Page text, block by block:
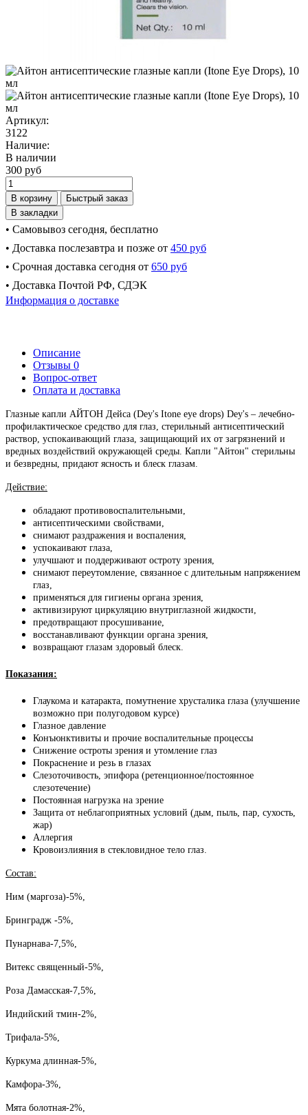
Артикул:
3122
Наличие:
В наличии
300 руб
В корзину
Быстрый заказ
В закладки
• Самовывоз сегодня, бесплатно
• Доставка послезавтра и позже от 450 руб
• Срочная доставка сегодня от 650 руб
• Доставка Почтой РФ, СДЭК
Информация о доставке
Описание
Отзывы 0
Вопрос-ответ
Оплата и доставка
Глазные капли АЙТОН Дейса (Dey's Itone eye drops) Dey's – лечебно-
профилактическое средство для глаз, стерильный антисептический
раствор, успокаивающий глаза, защищающий их от загрязнений и
вредных воздействий окружающей среды. Капли "Айтон" стерильны
и безвредны, придают ясность и блеск глазам.
Действие:
обладают противовоспалительными,
антисептическими свойствами,
снимают раздражения и воспаления,
успокаивают глаза,
улучшают и поддерживают остроту зрения,
снимают переутомление, связанное с длительным напряжением
глаз,
применяться для гигиены органа зрения,
активизируют циркуляцию внутриглазной жидкости,
предотвращают просушивание,
восстанавливают функции органа зрения,
возвращают глазам здоровый блеск.
Показания:
Глаукома и катаракта, помутнение хрусталика глаза (улучшение
возможно при полугодовом курсе)
Глазное давление
Конъюнктивиты и прочие воспалительные процессы
Снижение остроты зрения и утомление глаз
Покраснение и резь в глазах
Слезоточивость, эпифора (ретенционное/постоянное
слезотечение)
Постоянная нагрузка на зрение
Защита от неблагоприятных условий (дым, пыль, пар, сухость,
жар)
Аллергия
Кровоизлияния в стекловидное тело глаз.
Состав:
Ним (маргоза)-5%,
Бринградж -5%,
Пунарнава-7,5%,
Витекс священный-5%,
Роза Дамасская-7,5%,
Индийский тмин-2%,
Трифала-5%,
Куркума длинная-5%,
Камфора-3%,
Мята болотная-2%,